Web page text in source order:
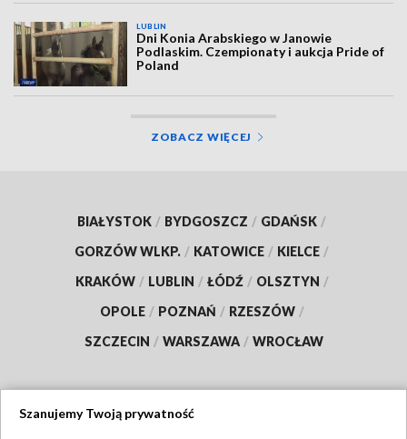
LUBLIN
Dni Konia Arabskiego w Janowie
Podlaskim. Czempionaty i aukcja Pride of
Poland
ZOBACZ WIĘCEJ
BIAŁYSTOK / BYDGOSZCZ / GDAŃSK /
GORZÓW WLKP. / KATOWICE / KIELCE /
KRAKÓW / LUBLIN / ŁÓDŹ / OLSZTYN /
OPOLE / POZNAŃ / RZESZÓW /
SZCZECIN / WARSZAWA / WROCŁAW
Szanujemy Twoją prywatność